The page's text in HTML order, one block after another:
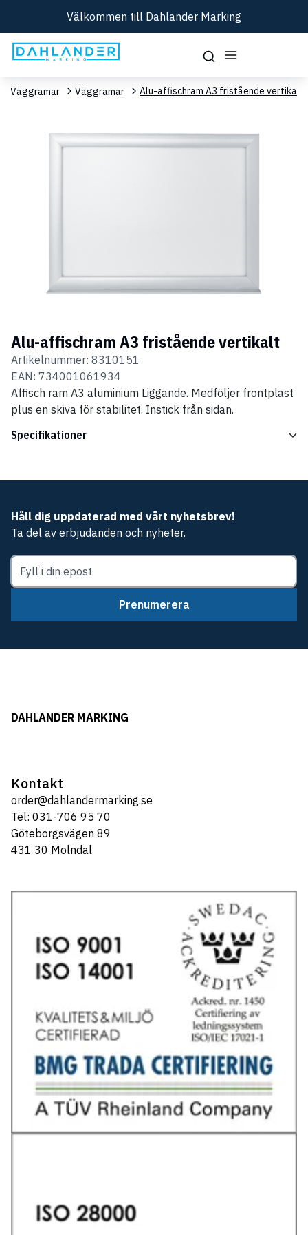
Välkommen till Dahlander Marking
Väggramar Väggramar Alu-affischram A3 fristående vertikalt
Alu-affischram A3 fristående vertikalt
Artikelnummer: 8310151
EAN: 734001061934
Affisch ram A3 aluminium Liggande. Medföljer frontplast
plus en skiva för stabilitet. Instick från sidan.
Specifikationer
Håll dig uppdaterad med vårt nyhetsbrev!
Ta del av erbjudanden och nyheter.
Prenumerera
DAHLANDER MARKING
Kontakt
order@dahlandermarking.se
Tel: 031-706 95 70
Göteborgsvägen 89
431 30 Mölndal